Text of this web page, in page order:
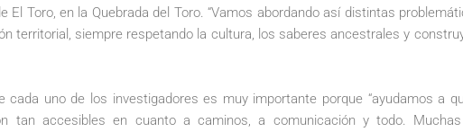
Toro, en la Quebrada del Toro. “Vamos abordando así distintas
territorial, siempre respetando la cultura, los saberes ancestrales y
uno de los investigadores es muy importante porque “ayudamos a
tan accesibles en cuanto a caminos, a comunicación y todo.